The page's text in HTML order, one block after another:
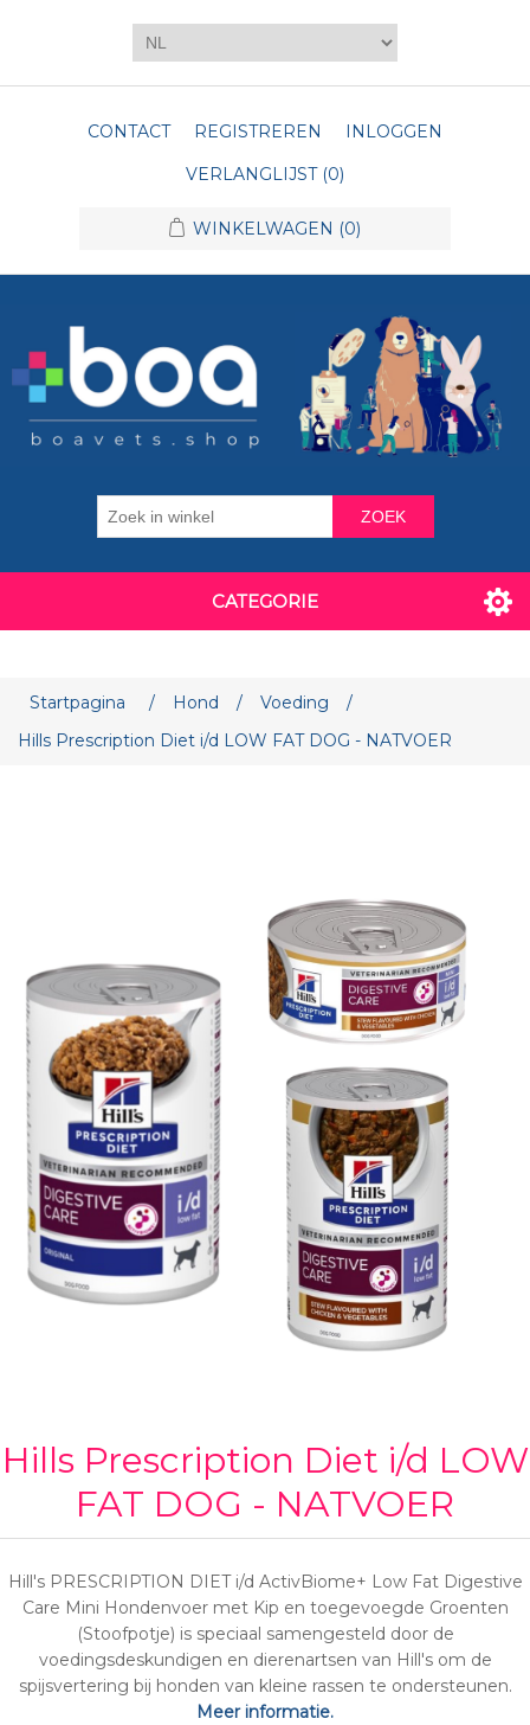
CONTACT REGISTREREN
INLOGGEN
VERLANGLIJST (0)
WINKELWAGEN (0)
ZOEK
CATEGORIE
Startpagina / Hond / Voeding
/
Hills Prescription Diet i/d LOW FAT DOG - NATVOER
Hills Prescription Diet i/d LOW
FAT DOG - NATVOER
Hill's PRESCRIPTION DIET i/d ActivBiome+ Low Fat Digestive
Care Mini Hondenvoer met Kip en toegevoegde Groenten
(Stoofpotje) is speciaal samengesteld door de
voedingsdeskundigen en dierenartsen van Hill's om de
spijsvertering bij honden van kleine rassen te ondersteunen.
Meer informatie.